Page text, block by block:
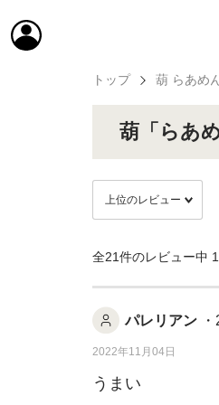
トップ 葫 らあめ
葫「らあ
全21件のレビュー中
パレリアン
2022年11月04日
うまい